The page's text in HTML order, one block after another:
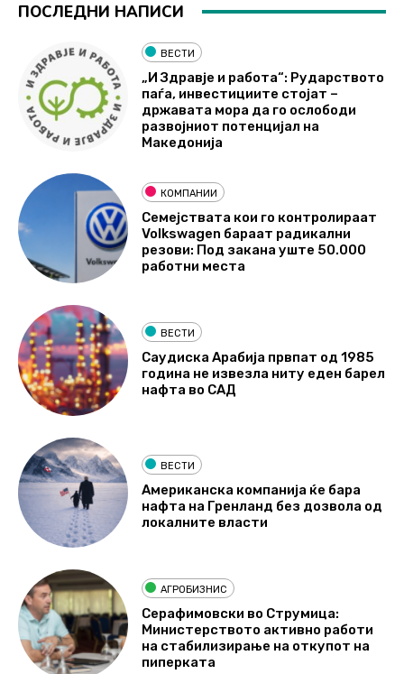
ПОСЛЕДНИ НАПИСИ
ВЕСТИ
„И Здравје и работа“: Рударството
паѓа, инвестициите стојат –
државата мора да го ослободи
развојниот потенцијал на
Македонија
КОМПАНИИ
Семејствата кои го контролираат
Volkswagen бараат радикални
резови: Под закана уште 50.000
работни места
ВЕСТИ
Саудиска Арабија првпат од 1985
година не извезла ниту еден барел
нафта во САД
ВЕСТИ
Американска компанија ќе бара
нафта на Гренланд без дозвола од
локалните власти
АГРОБИЗНИС
Серафимовски во Струмица:
Министерството активно работи
на стабилизирање на откупот на
пиперката